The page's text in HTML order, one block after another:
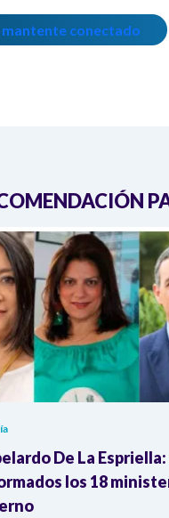
mantente conectado
De La Espriella:
los 18